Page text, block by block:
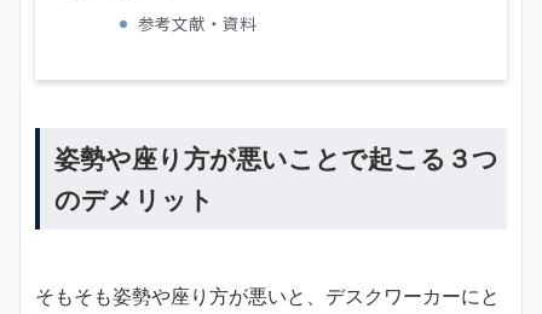
参考文献・資料
姿勢や座り方が悪いことで起こる３つ
のデメリット
そもそも姿勢や座り方が悪いと、デスクワーカーにと